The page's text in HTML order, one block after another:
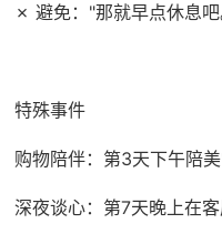
✗ 避免："那就早点休息
特殊事件
购物陪伴：第3天下午陪
深夜谈心：第7天晚上在